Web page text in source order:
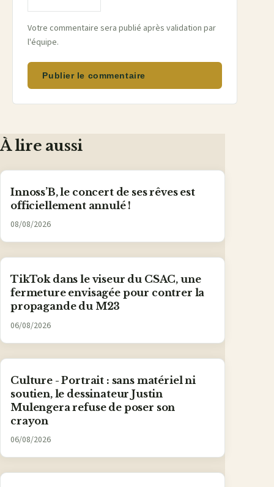
Votre commentaire sera publié après validation par
l'équipe.
Publier le commentaire
À lire aussi
Innoss’B, le concert de ses rêves est
officiellement annulé !
08/08/2026
TikTok dans le viseur du CSAC, une
fermeture envisagée pour contrer la
propagande du M23
06/08/2026
Culture - Portrait : sans matériel ni
soutien, le dessinateur Justin
Mulengera refuse de poser son
crayon
06/08/2026